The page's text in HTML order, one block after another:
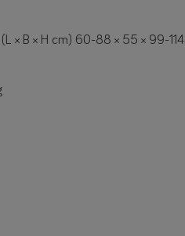
× B × H cm) 60-88 × 55 × 99-114